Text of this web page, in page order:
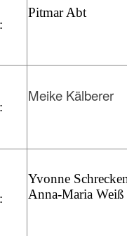
Pitmar Abt
Meike Kälberer
Yvonne
Anna-Maria Weiß